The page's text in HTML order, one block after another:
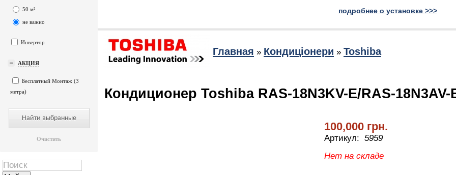
50 м²
не важно
Инвертор
АКЦИЯ
Бесплатный Монтаж (3
метра)
Очистить
подробнее о установке >>>
Главная » Кондиціонери » Toshiba
Кондиционер Toshiba RAS-18N3KV-E/RAS-18N3AV-
100,000 грн.
Артикул: 5959
Нет на складе